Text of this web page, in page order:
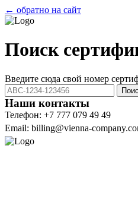
← обратно на сайт
Поиск
Введите сюда свой номер
Наши контакты
Телефон: +7 777 079 49 49
Email: billing@vienna-